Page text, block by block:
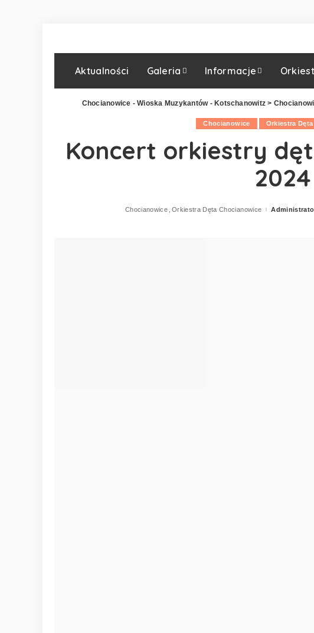
Aktualności Galeria Informacje
Chocianowice - Wioska Muzykantów - Kotschanowitz >
Chocianowice Orkiestra
Koncert orkiestry
2024
Chocianowice Orkiestra Dęta ChocianowicePosted